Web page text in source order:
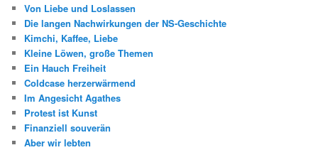
Von Liebe und Loslassen
Die langen Nachwirkungen der NS-Geschichte
Kimchi, Kaffee, Liebe
Kleine Löwen, große Themen
Ein Hauch Freiheit
Coldcase herzerwärmend
Im Angesicht Agathes
Protest ist Kunst
Finanziell souverän
Aber wir lebten